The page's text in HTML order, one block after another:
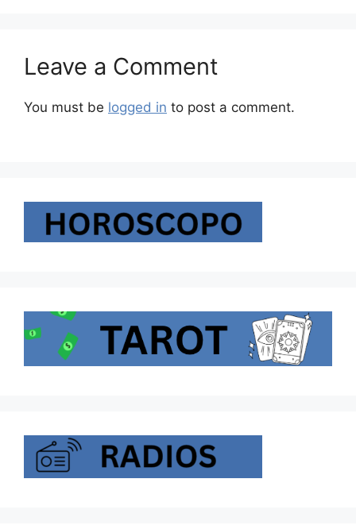
Leave a Comment
You must be logged in to post a comment.